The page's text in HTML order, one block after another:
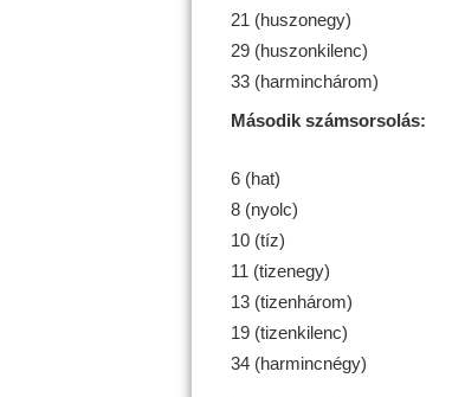
21 (huszonegy)
29 (huszonkilenc)
33 (harminchárom)
Második számsorsolás:
6 (hat)
8 (nyolc)
10 (tíz)
11 (tizenegy)
13 (tizenhárom)
19 (tizenkilenc)
34 (harmincnégy)